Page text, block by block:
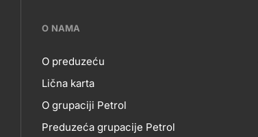
???
petrol-
skupno.footer-
title???
O NAMA
O
O preduzeću
Lična karta
O grupaciji Petrol
Preduzeća grupacije Petrol